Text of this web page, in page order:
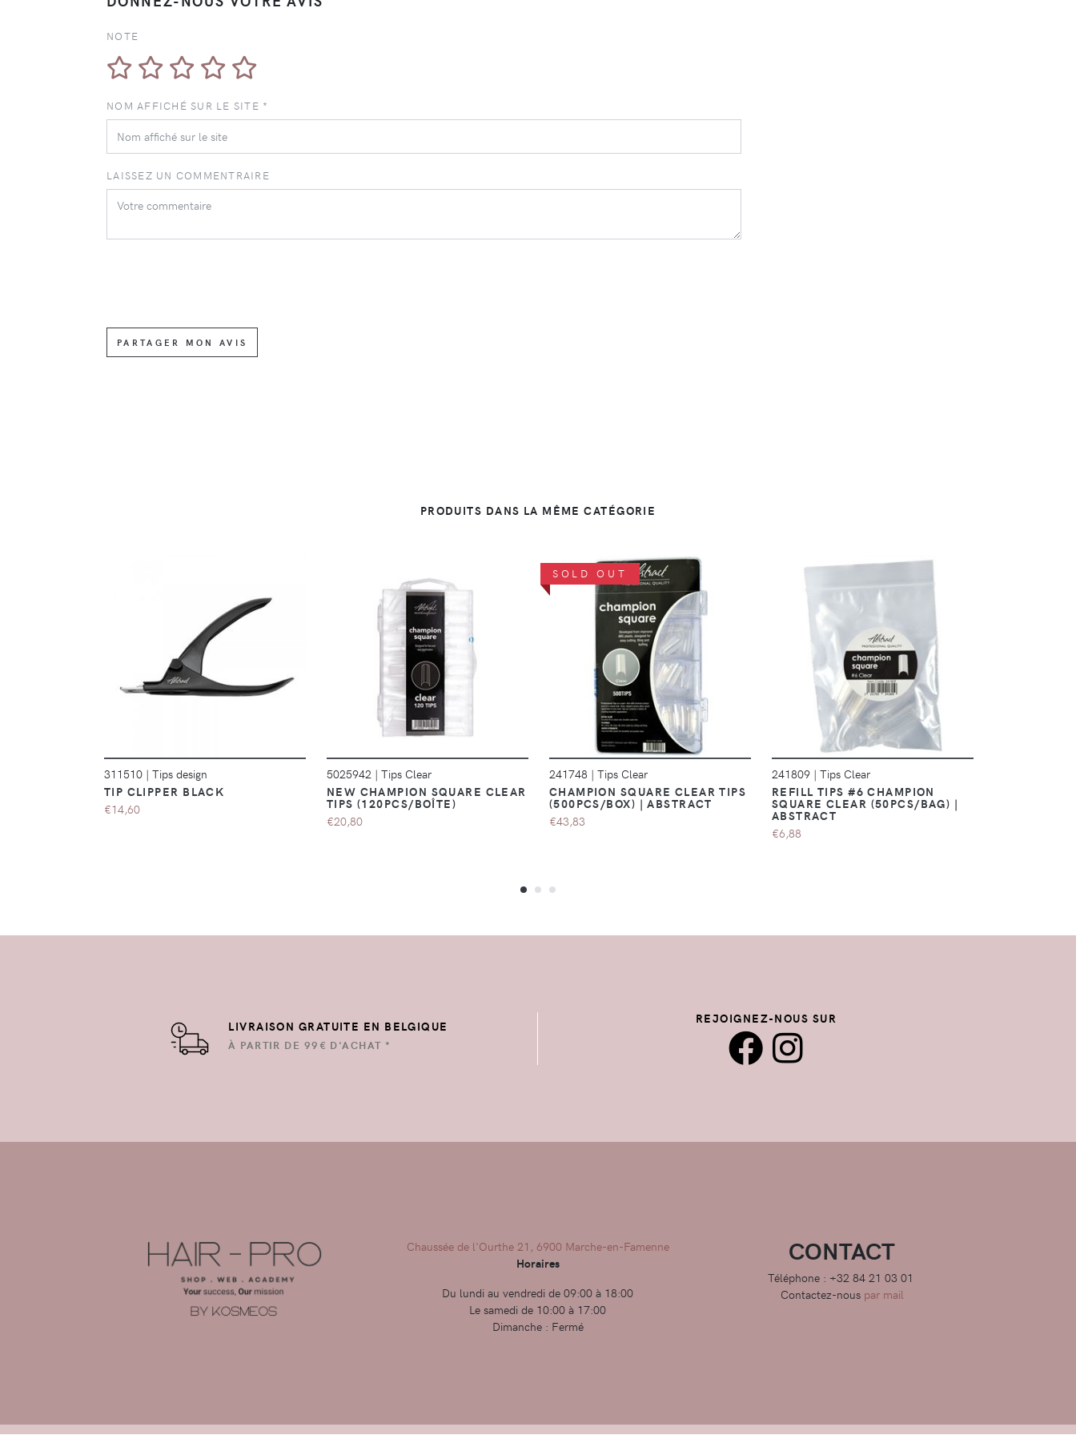
NOTE
NOM AFFICHÉ SUR LE SITE *
LAISSEZ UN COMMENTRAIRE
PARTAGER MON AVIS
PRODUITS DANS LA MÊME CATÉGORIE
DÉTAILS
311510 | Tips design
TIP CLIPPER BLACK
€14,60
DÉTAILS
5025942 | Tips Clear
NEW CHAMPION SQUARE CLEAR
TIPS (120PCS/BOÎTE)
€20,80
SOLD OUT
DÉTAILS
241748 | Tips Clear
CHAMPION SQUARE CLEAR TIPS
(500PCS/BOX) | ABSTRACT
€43,83
DÉTAILS
241809 | Tips Clear
REFILL TIPS #6 CHAMPION
SQUARE CLEAR (50PCS/BAG) |
ABSTRACT
€6,88
LIVRAISON GRATUITE EN BELGIQUE
À PARTIR DE 99€ D'ACHAT *
REJOIGNEZ-NOUS SUR
Chaussée de l'Ourthe 21, 6900 Marche-en-Famenne
Horaires
Du lundi au vendredi de 09:00 à 18:00
Le samedi de 10:00 à 17:00
Dimanche : Fermé
CONTACT
Téléphone : +32 84 21 03 01
Contactez-nous par mail